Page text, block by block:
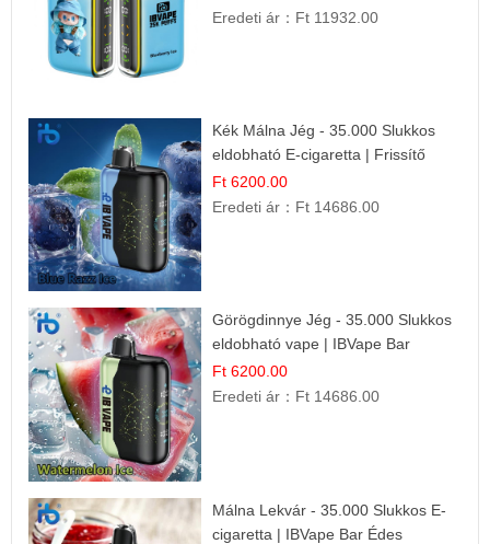
Eredeti ár： Ft 11932.00
Kék Málna Jég - 35.000 Slukkos
eldobható E-cigaretta | Frissítő
Ízélmény
Ft 6200.00
Eredeti ár： Ft 14686.00
Görögdinnye Jég - 35.000 Slukkos
eldobható vape | IBVape Bar
Frissítő Nyári Íz
Ft 6200.00
Eredeti ár： Ft 14686.00
Málna Lekvár - 35.000 Slukkos E-
cigaretta | IBVape Bar Édes